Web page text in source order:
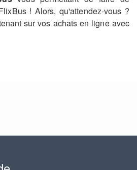
! Alors, qu'attendez-vous ?
sur vos achats en ligne avec